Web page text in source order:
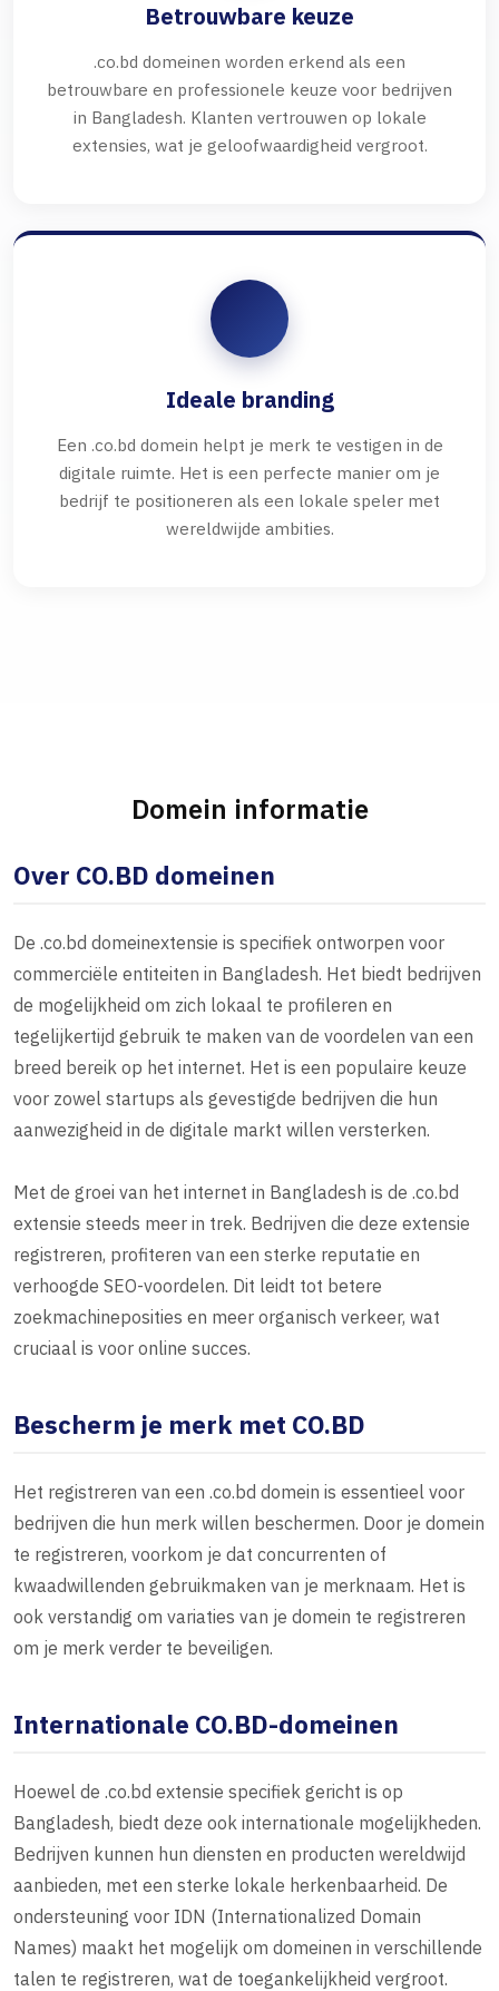
Betrouwbare keuze
.co.bd domeinen worden erkend als een
betrouwbare en professionele keuze voor bedrijven
in Bangladesh. Klanten vertrouwen op lokale
extensies, wat je geloofwaardigheid vergroot.
Ideale branding
Een .co.bd domein helpt je merk te vestigen in de
digitale ruimte. Het is een perfecte manier om je
bedrijf te positioneren als een lokale speler met
wereldwijde ambities.
Domein informatie
Over CO.BD domeinen
De .co.bd domeinextensie is specifiek ontworpen voor
commerciële entiteiten in Bangladesh. Het biedt bedrijven
de mogelijkheid om zich lokaal te profileren en
tegelijkertijd gebruik te maken van de voordelen van een
breed bereik op het internet. Het is een populaire keuze
voor zowel startups als gevestigde bedrijven die hun
aanwezigheid in de digitale markt willen versterken.
Met de groei van het internet in Bangladesh is de .co.bd
extensie steeds meer in trek. Bedrijven die deze extensie
registreren, profiteren van een sterke reputatie en
verhoogde SEO-voordelen. Dit leidt tot betere
zoekmachineposities en meer organisch verkeer, wat
cruciaal is voor online succes.
Bescherm je merk met CO.BD
Het registreren van een .co.bd domein is essentieel voor
bedrijven die hun merk willen beschermen. Door je domein
te registreren, voorkom je dat concurrenten of
kwaadwillenden gebruikmaken van je merknaam. Het is
ook verstandig om variaties van je domein te registreren
om je merk verder te beveiligen.
Internationale CO.BD-domeinen
Hoewel de .co.bd extensie specifiek gericht is op
Bangladesh, biedt deze ook internationale mogelijkheden.
Bedrijven kunnen hun diensten en producten wereldwijd
aanbieden, met een sterke lokale herkenbaarheid. De
ondersteuning voor IDN (Internationalized Domain
Names) maakt het mogelijk om domeinen in verschillende
talen te registreren, wat de toegankelijkheid vergroot.